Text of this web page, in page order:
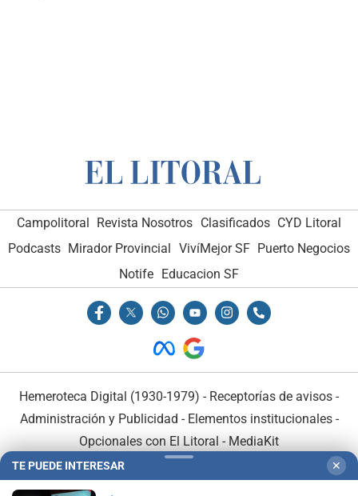
Campolitoral Revista Nosotros Clasificados CYD Litoral
Podcasts Mirador Provincial VivíMejor SF Puerto Negocios
Notife Educacion SF
Hemeroteca Digital (1930-1979) - Receptorías de avisos -
Administración y Publicidad - Elementos institucionales-
Opcionales con El Litoral - MediaKit
TE PUEDE INTERESAR ✕